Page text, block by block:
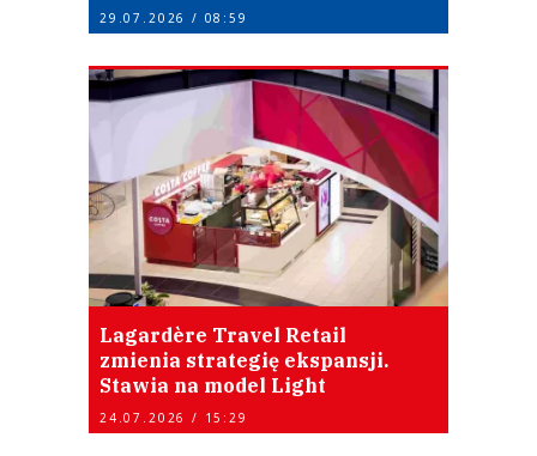
29.07.2026 / 08:59
Lagardère Travel Retail
zmienia strategię ekspansji.
Stawia na model Light
24.07.2026 / 15:29